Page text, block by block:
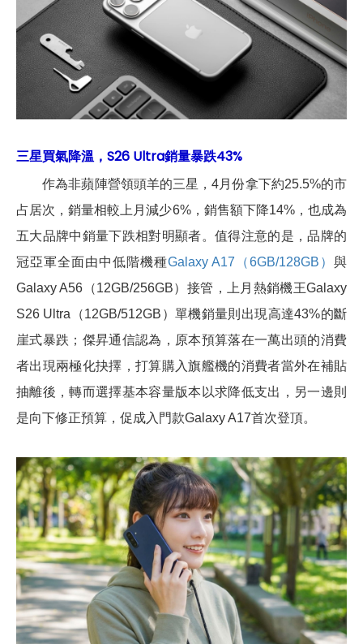
三星買氣降溫，S26 Ultra銷量暴跌43%
作為非蘋陣營領頭羊的三星，4月份拿下約25.5%的市
占居次，銷量相較上月減少6%，銷售額下降14%，也成為
五大品牌中銷量下跌相對明顯者。值得注意的是，品牌的
冠亞軍全面由中低階機種Galaxy A17（6GB/128GB） 與
Galaxy A56（12GB/256GB）接管，上月熱銷機王Galaxy
S26 Ultra（12GB/512GB）單機銷量則出現高達43%的斷
崖式暴跌；傑昇通信認為，原本預算落在一萬出頭的消費
者出現兩極化抉擇，打算購入旗艦機的消費者當外在補貼
抽離後，轉而選擇基本容量版本以求降低支出，另一邊則
是向下修正預算，促成入門款Galaxy A17首次登頂。